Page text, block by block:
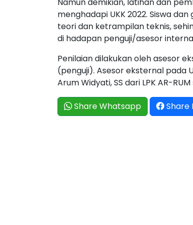
menghadapi UKK 2022. Siswa
teori dan ketrampilan teknis,
di hadapan penguji/asesor
Penilaian dilakukan oleh asesor
(penguji). Asesor eksternal pada
Arum Widyati, SS dari LPK AR-
Share Whatsapp Share